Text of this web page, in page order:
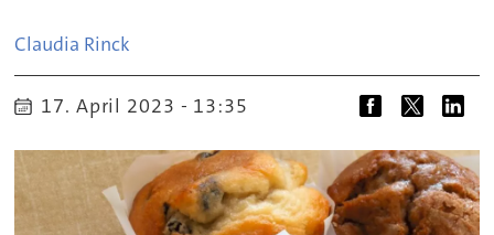
Claudia Rinck
17. April 2023 - 13:35